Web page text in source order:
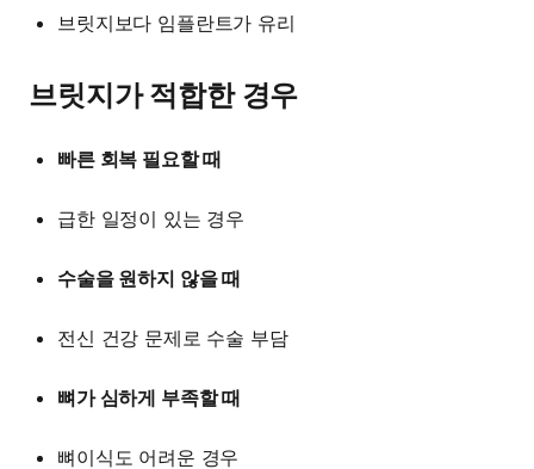
브릿지보다 임플란트가 유리
브릿지가 적합한 경우
빠른 회복 필요할 때
급한 일정이 있는 경우
수술을 원하지 않을 때
전신 건강 문제로 수술 부담
뼈가 심하게 부족할 때
뼈이식도 어려운 경우